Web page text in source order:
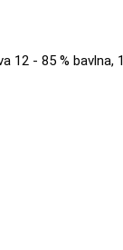
12 - 85 % bavlna,